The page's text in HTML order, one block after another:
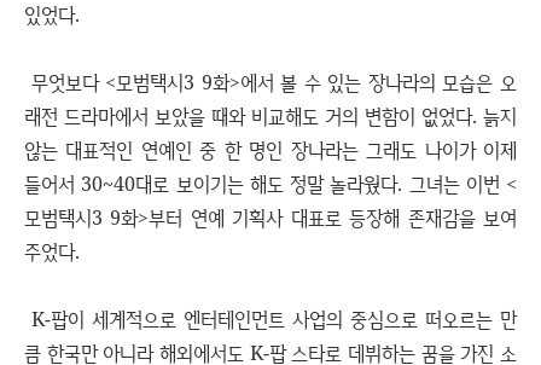
있었다.
무엇보다 <모범택시3 9화>에서 볼 수 있는 장나라의 모습은 오
래전 드라마에서 보았을 때와 비교해도 거의 변함이 없었다. 늙지
않는 대표적인 연예인 중 한 명인 장나라는 그래도 나이가 이제
들어서 30~40대로 보이기는 해도 정말 놀라웠다. 그녀는 이번 <
모범택시3 9화>부터 연예 기획사 대표로 등장해 존재감을 보여
주었다.
K-팝이 세계적으로 엔터테인먼트 사업의 중심으로 떠오르는 만
큼 한국만 아니라 해외에서도 K-팝 스타로 데뷔하는 꿈을 가진 소